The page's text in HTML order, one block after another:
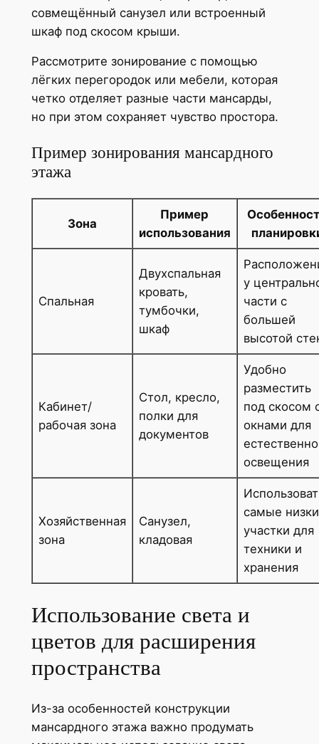
совмещённый санузел или встроенный
шкаф под скосом крыши.
Рассмотрите зонирование с помощью
лёгких перегородок или мебели, которая
четко отделяет разные части мансарды,
но при этом сохраняет чувство простора.
Пример зонирования мансардного
этажа
Зона
Пример
использования
Спальная
Двухспальная
кровать,
тумбочки,
шкаф
у
части с
большей
высотой
Кабинет/
рабочая зона
Стол, кресло,
полки для
документов
Удобно
разместить
под скосом
окнами для
освещения
Хозяйственная
зона
Санузел,
кладовая
самые
участки для
техники и
хранения
Использование света и
цветов для расширения
пространства
Из-за особенностей конструкции
мансардного этажа важно продумать